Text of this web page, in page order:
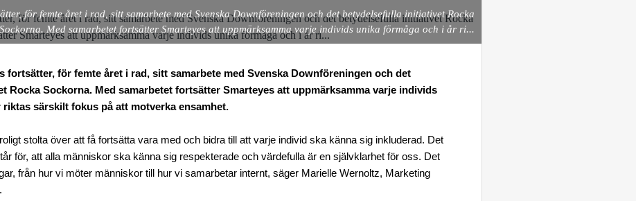
för femte året i rad, sitt samarbete med Svenska Downföreningen och det betydelsefulla initiativet Rocka
Sockorna. Med samarbetet fortsätter Smarteyes att uppmärksamma varje individs unika förmåga och i år ri...
fortsätter, för femte året i rad, sitt samarbete med Svenska Downföreningen och det
Rocka Sockorna. Med samarbetet fortsätter Smarteyes att uppmärksamma varje individs
särskilt fokus på att motverka ensamhet.
stolta över att få fortsätta vara med och bidra till att varje individ ska känna sig inkluderad. Det
för, att alla människor ska känna sig respekterade och värdefulla är en självklarhet för oss. Det
från hur vi möter människor till hur vi samarbetar internt, säger Marielle Wernoltz, Marketing